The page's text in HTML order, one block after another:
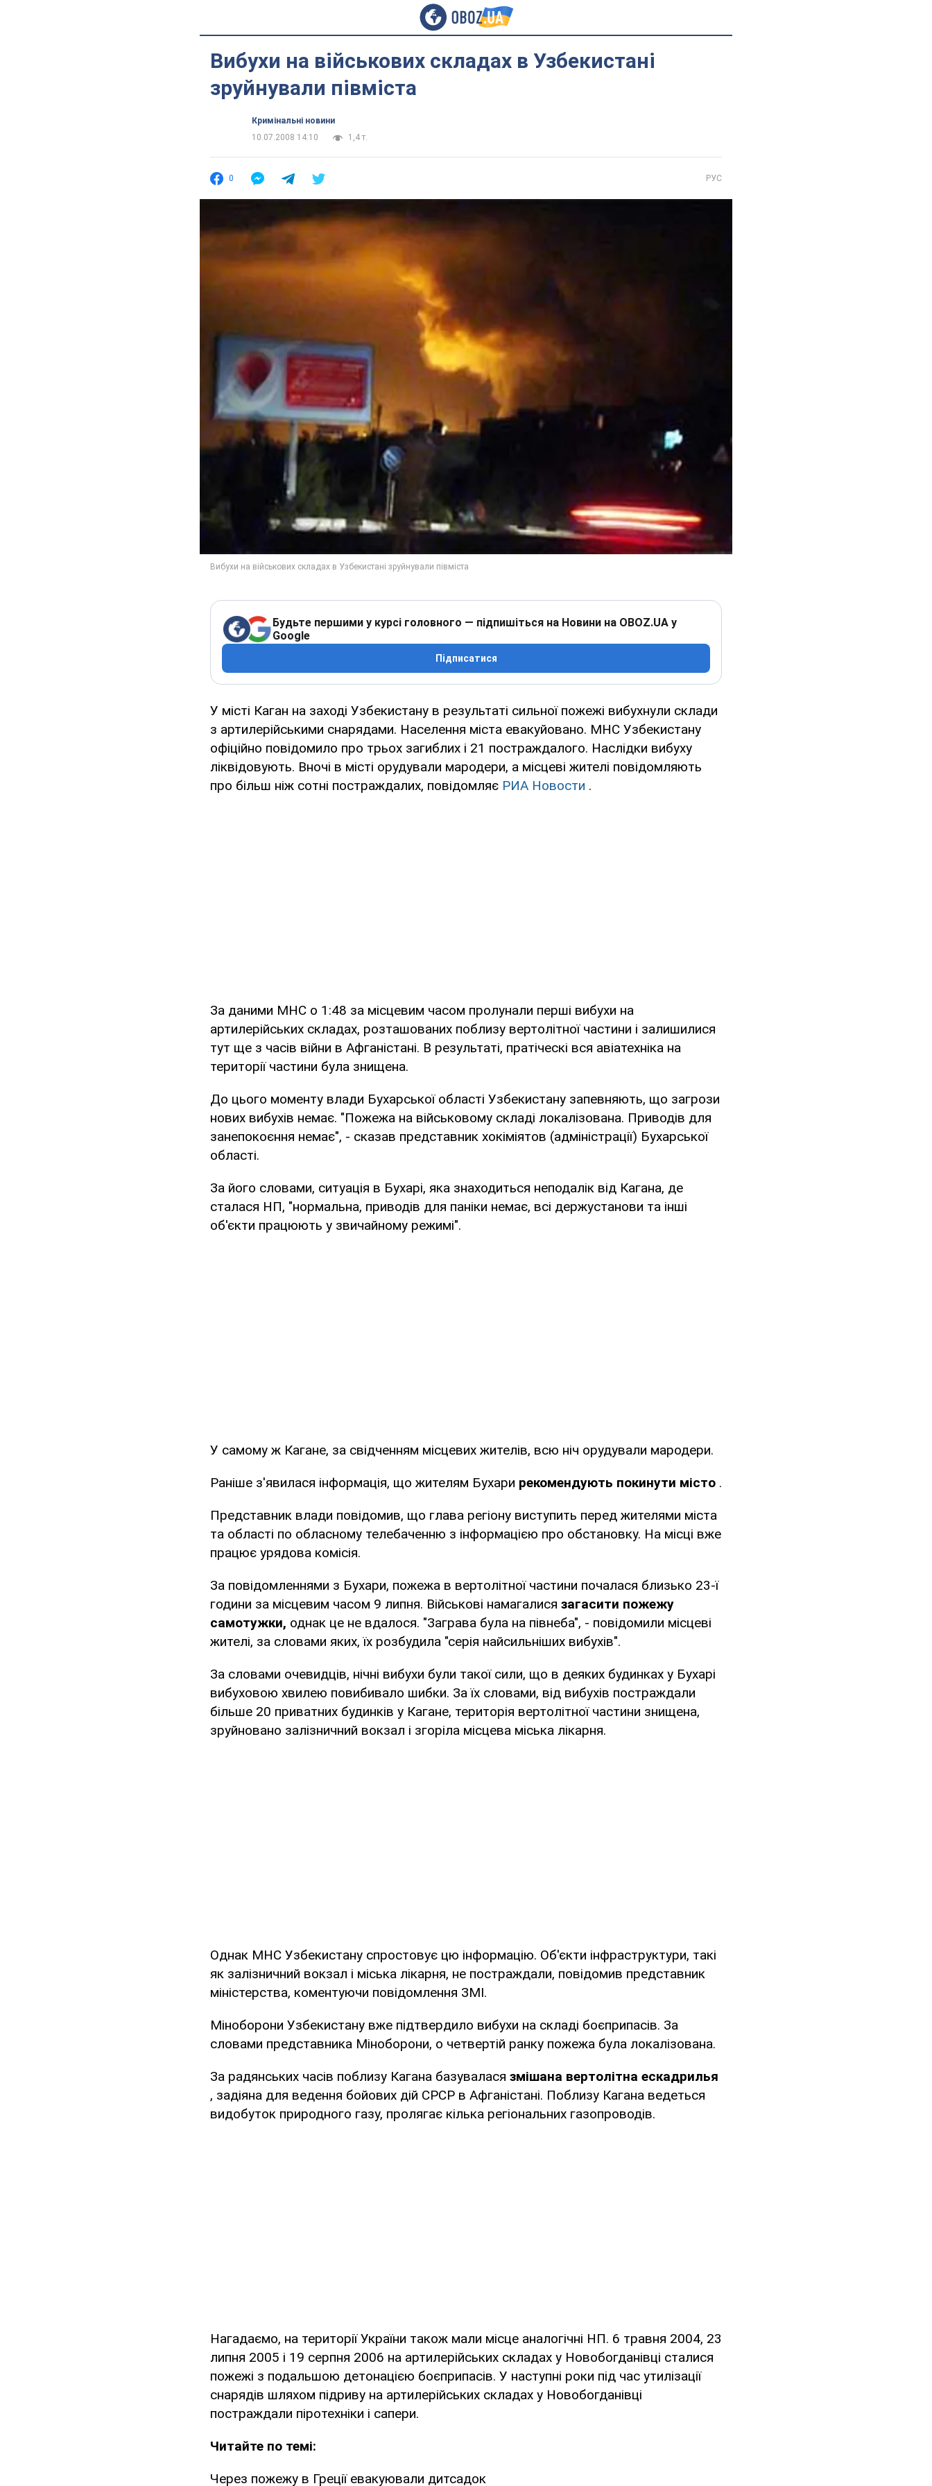
Вибухи на військових складах в Узбекистані
зруйнували півміста
Кримінальні новини
10.07.2008 14:10
1,4 т.
0 РУС
Будьте першими у курсі головного — підпишіться на Новини на OBOZ.UA у
Google
Підписатися
У місті Каган на заході Узбекистану в результаті сильної пожежі вибухнули склади
з артилерійськими снарядами. Населення міста евакуйовано. МНС Узбекистану
офіційно повідомило про трьох загиблих і 21 постраждалого. Наслідки вибуху
ліквідовують. Вночі в місті орудували мародери, а місцеві жителі повідомляють
про більш ніж сотні постраждалих, повідомляє РИА Новости .
За даними МНС о 1:48 за місцевим часом пролунали перші вибухи на
артилерійських складах, розташованих поблизу вертолітної частини і залишилися
тут ще з часів війни в Афганістані. В результаті, пратіческі вся авіатехніка на
території частини була знищена.
До цього моменту влади Бухарської області Узбекистану запевняють, що загрози
нових вибухів немає. "Пожежа на військовому складі локалізована. Приводів для
занепокоєння немає", - сказав представник хокіміятов (адміністрації) Бухарської
області.
За його словами, ситуація в Бухарі, яка знаходиться неподалік від Кагана, де
сталася НП, "нормальна, приводів для паніки немає, всі держустанови та інші
об'єкти працюють у звичайному режимі".
У самому ж Кагане, за свідченням місцевих жителів, всю ніч орудували мародери.
Раніше з'явилася інформація, що жителям Бухари рекомендують покинути місто .
Представник влади повідомив, що глава регіону виступить перед жителями міста
та області по обласному телебаченню з інформацією про обстановку. На місці вже
працює урядова комісія.
За повідомленнями з Бухари, пожежа в вертолітної частини почалася близько 23-ї
години за місцевим часом 9 липня. Військові намагалися загасити пожежу
самотужки, однак це не вдалося. "Заграва була на півнеба", - повідомили місцеві
жителі, за словами яких, їх розбудила "серія найсильніших вибухів".
За словами очевидців, нічні вибухи були такої сили, що в деяких будинках у Бухарі
вибуховою хвилею повибивало шибки. За їх словами, від вибухів постраждали
більше 20 приватних будинків у Кагане, територія вертолітної частини знищена,
зруйновано залізничний вокзал і згоріла місцева міська лікарня.
Однак МНС Узбекистану спростовує цю інформацію. Об'єкти інфраструктури, такі
як залізничний вокзал і міська лікарня, не постраждали, повідомив представник
міністерства, коментуючи повідомлення ЗМІ.
Міноборони Узбекистану вже підтвердило вибухи на складі боєприпасів. За
словами представника Міноборони, о четвертій ранку пожежа була локалізована.
За радянських часів поблизу Кагана базувалася змішана вертолітна ескадрилья
, задіяна для ведення бойових дій СРСР в Афганістані. Поблизу Кагана ведеться
видобуток природного газу, пролягає кілька регіональних газопроводів.
Нагадаємо, на території України також мали місце аналогічні НП. 6 травня 2004, 23
липня 2005 і 19 серпня 2006 на артилерійських складах у Новобогданівці сталися
пожежі з подальшою детонацією боєприпасів. У наступні роки під час утилізації
снарядів шляхом підриву на артилерійських складах у Новобогданівці
постраждали піротехніки і сапери.
Читайте по темі:
Через пожежу в Греції евакуювали дитсадок